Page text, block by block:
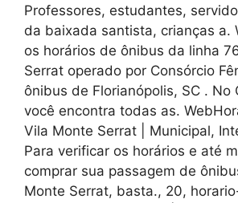
Professores, estudantes,
da baixada santista, crianças a.
os horários de ônibus da linha
Serrat operado por Consórcio
ônibus de Florianópolis, SC . No
você encontra todas as.
Vila Monte Serrat | Municipal,
Para verificar os horários e até
comprar sua passagem de
Monte Serrat, basta., 20,